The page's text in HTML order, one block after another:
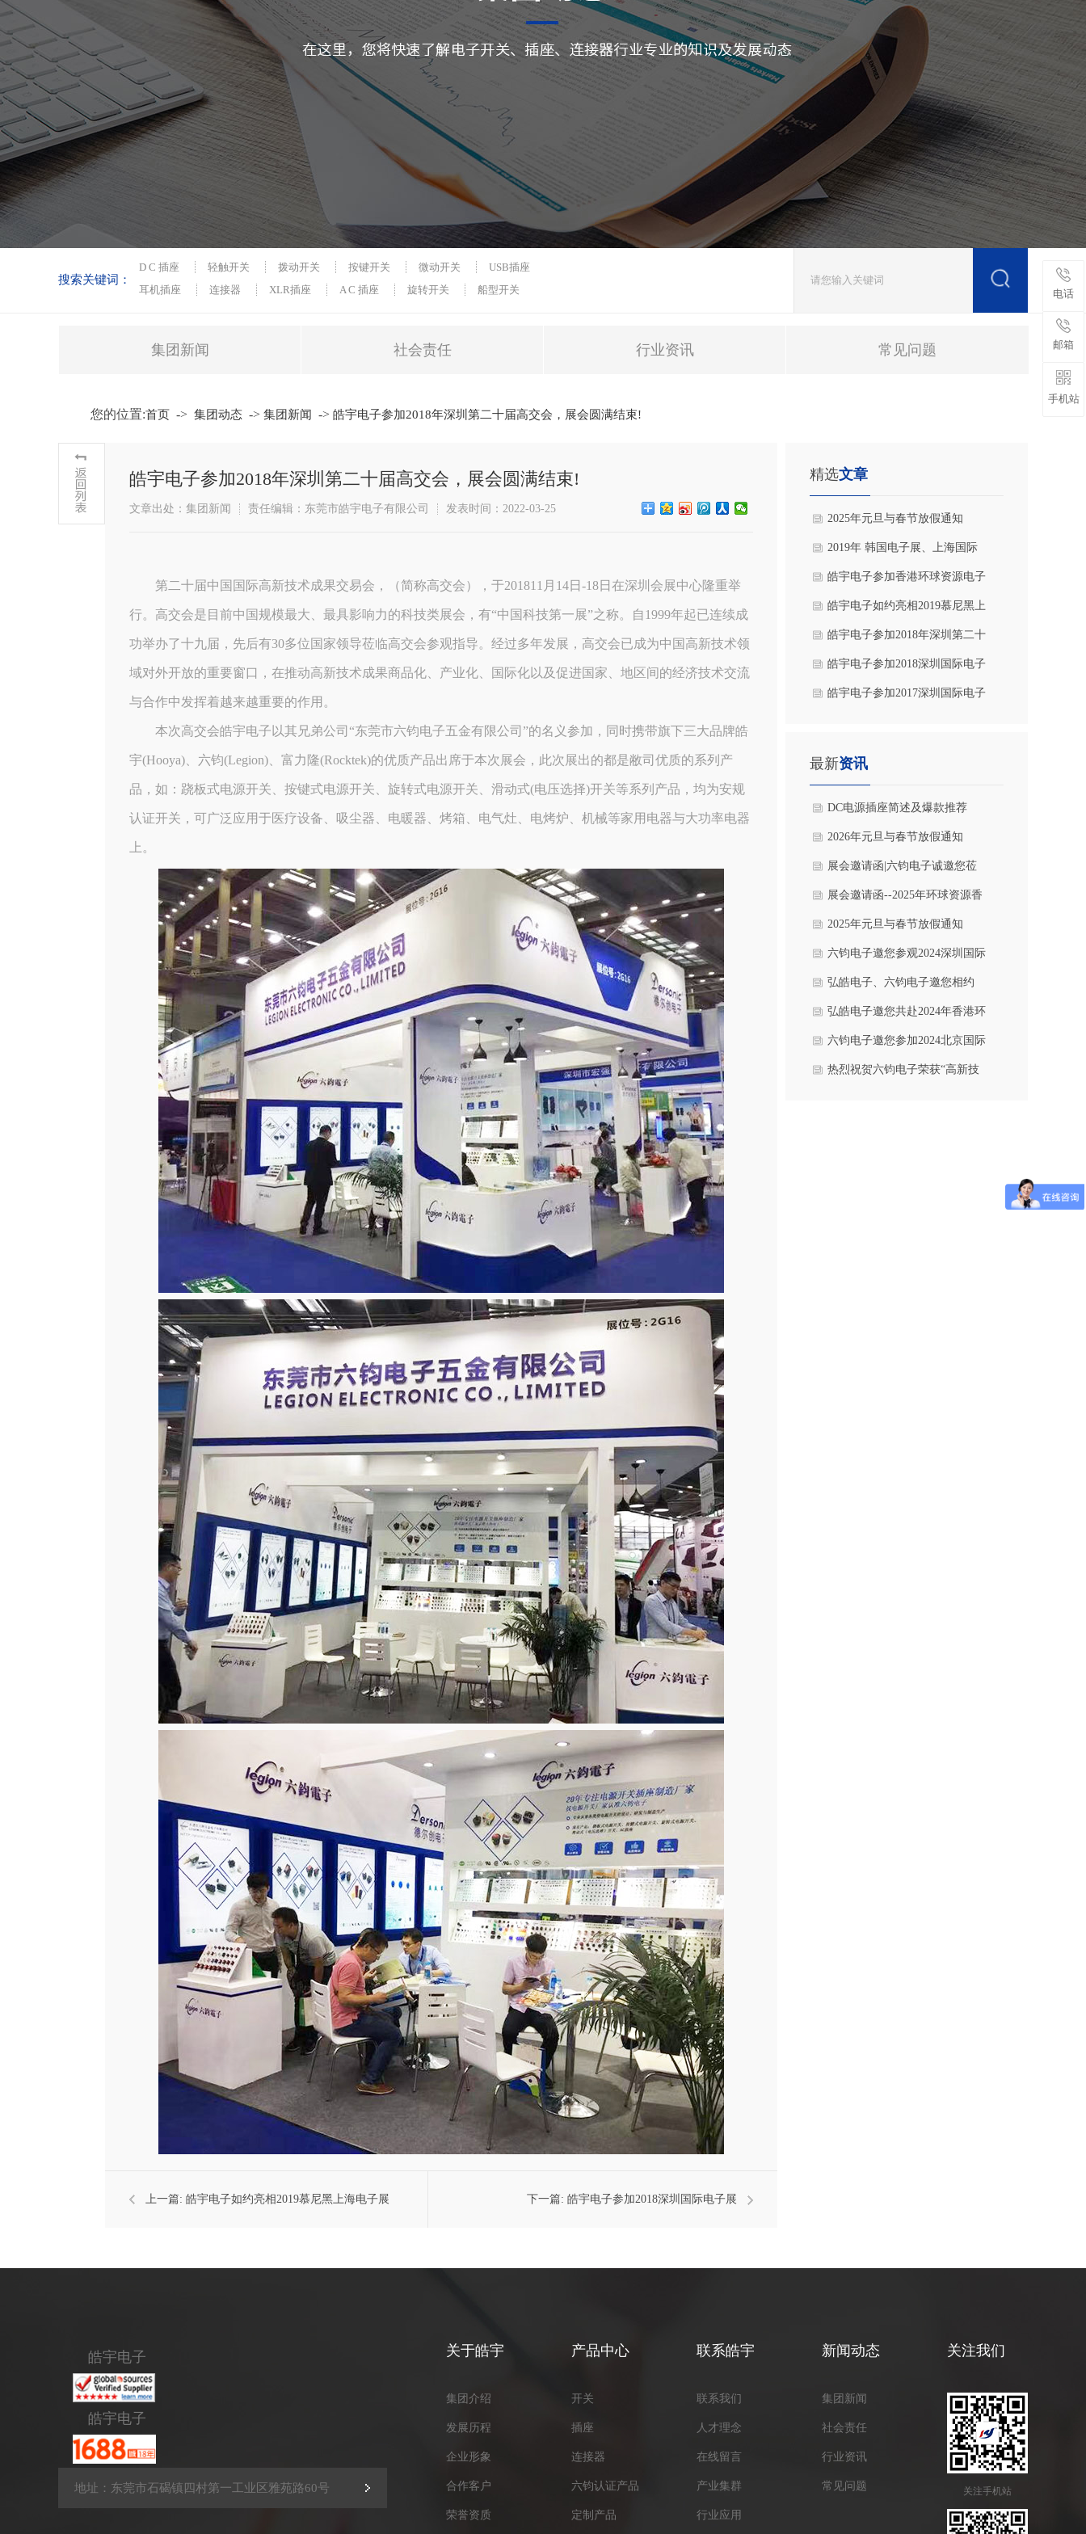
搜索关键词：
D C 插座 轻触开关 拨动开关 按键开关 微动开关
USB插座
耳机插座
连接器 XLR插座 A C 插座 旋转开关 船型开关
集团新闻 社会责任 行业资讯 常见问题
您的位置:首页 -> 集团动态 -> 集团新闻 -> 皓宇电子参加2018年深圳第二十届高交会，展会圆满结束!
皓宇电子参加2018年深圳第二十届高交会，展会圆满结束!
文章出处：集团新闻 责任编辑：东莞市皓宇电子有限公司 发表时间：2022-03-25
第二十届中国国际高新技术成果交易会，（简称高交会），于201811月14日-18日在深圳会展中心隆重举
行。高交会是目前中国规模最大、最具影响力的科技类展会，有“中国科技第一展”之称。自1999年起已连续成
功举办了十九届，先后有30多位国家领导莅临高交会参观指导。经过多年发展，高交会已成为中国高新技术领
域对外开放的重要窗口，在推动高新技术成果商品化、产业化、国际化以及促进国家、地区间的经济技术交流
与合作中发挥着越来越重要的作用。
本次高交会皓宇电子以其兄弟公司“东莞市六钧电子五金有限公司”的名义参加，同时携带旗下三大品牌皓
宇(Hooya)、六钧(Legion)、富力隆(Rocktek)的优质产品出席于本次展会，此次展出的都是敝司优质的系列产
品，如：跷板式电源开关、按键式电源开关、旋转式电源开关、滑动式(电压选择)开关等系列产品，均为安规
认证开关，可广泛应用于医疗设备、吸尘器、电暖器、烤箱、电气灶、电烤炉、机械等家用电器与大功率电器
上。
上一篇: 皓宇电子如约亮相2019慕尼黑上海电子展 下一篇: 皓宇电子参加2018深圳国际电子展
精选文章
2025年元旦与春节放假通知
2019年 韩国电子展、上海国际
灯光音响展及环球资源电子展，
圆满闭幕！
皓宇电子参加香港环球资源电子
展和香港春季电子展，展会圆满
谢幕！
皓宇电子如约亮相2019慕尼黑上
海电子展
皓宇电子参加2018年深圳第二十
届高交会，展会圆满结束!
皓宇电子参加2018深圳国际电子
展
皓宇电子参加2017深圳国际电子
最新资讯
DC电源插座简述及爆款推荐
2026年元旦与春节放假通知
展会邀请函|六钧电子诚邀您莅
临2025深圳国际消费电子展参观
洽谈！
展会邀请函--2025年环球资源香
港春季电子展|慕尼黑上海电子
展
2025年元旦与春节放假通知
六钧电子邀您参观2024深圳国际
医疗器械展览会
弘皓电子、六钧电子邀您相约
2024德国慕尼黑电子展
弘皓电子邀您共赴2024年香港环
球资源秋季电子展
六钧电子邀您参加2024北京国际
医疗器械展览会
热烈祝贺六钧电子荣获“高新技
皓宇电子
皓宇电子
地址：东莞市石碣镇四村第一工业区雅苑路60号
关于皓宇
集团介绍
发展历程
企业形象
合作客户
荣誉资质
产品中心
开关
插座
连接器
六钧认证产品
定制产品
联系皓宇
联系我们
人才理念
在线留言
产业集群
行业应用
新闻动态
集团新闻
社会责任
行业资讯
常见问题
关注我们
关注手机站
电话
邮箱
手机站